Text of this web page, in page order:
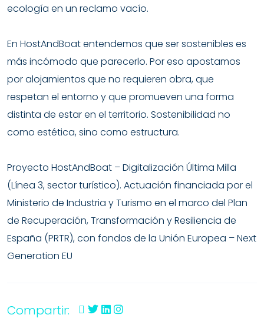
ecología en un reclamo vacío.
En HostAndBoat entendemos que ser sostenibles es
más incómodo que parecerlo. Por eso apostamos
por alojamientos que no requieren obra, que
respetan el entorno y que promueven una forma
distinta de estar en el territorio. Sostenibilidad no
como estética, sino como estructura.
Proyecto HostAndBoat – Digitalización Última Milla
(Línea 3, sector turístico). Actuación financiada por el
Ministerio de Industria y Turismo en el marco del Plan
de Recuperación, Transformación y Resiliencia de
España (PRTR), con fondos de la Unión Europea – Next
Generation EU
Compartir: